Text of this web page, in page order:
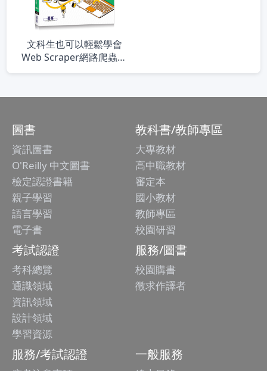
文科生也可以輕鬆學會
Web Scraper網路爬蟲與
Power Automate X Excel
圖書
資訊圖書
O'Reilly 中文圖書
檢定認證書籍
親子學習
語言學習
電子書
教科書/教師專區
大專教材
高中職教材
審定本
國小教材
教師專區
校園研習
考試認證
考科總覽
通識領域
資訊領域
設計領域
學習資源
服務/圖書
校園購書
徵求作譯者
服務/考試認證 一般服務